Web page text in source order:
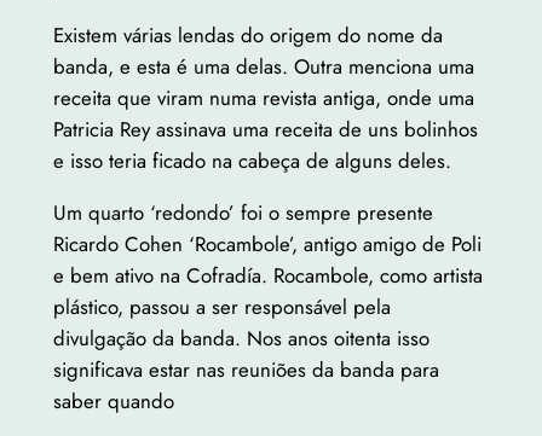
Existem várias lendas do origem do nome da
banda, e esta é uma delas. Outra menciona uma
receita que viram numa revista antiga, onde uma
Patricia Rey assinava uma receita de uns bolinhos
e isso teria ficado na cabeça de alguns deles.
Um quarto ‘redondo’ foi o sempre presente
Ricardo Cohen ‘Rocambole’, antigo amigo de Poli
e bem ativo na Cofradía. Rocambole, como artista
plástico, passou a ser responsável pela
divulgação da banda. Nos anos oitenta isso
significava estar nas reuniões da banda para
saber quando